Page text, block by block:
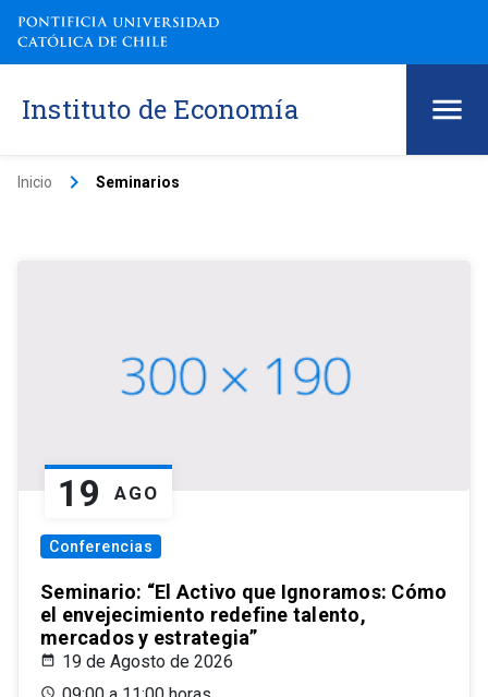
Instituto de Economía
Inicio keyboard_arrow_right Seminarios
19 AGO
Conferencias
Seminario: “El Activo que Ignoramos: Cómo
el envejecimiento redefine talento,
mercados y estrategia”
19 de Agosto de 2026